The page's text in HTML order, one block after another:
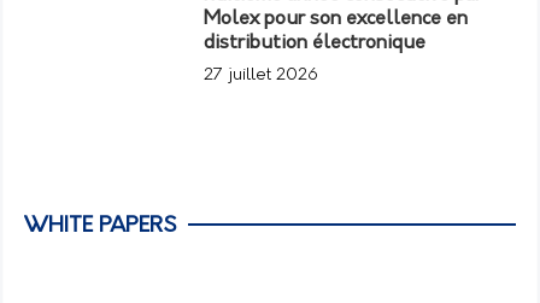
Molex pour son excellence en
distribution électronique
27 juillet 2026
WHITE PAPERS